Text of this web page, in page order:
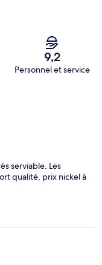
9,2
Personnel et service
serviable. Les
qualité, prix nickel à